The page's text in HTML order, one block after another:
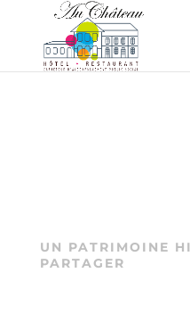
UN PATRIMOINE
PARTAGER